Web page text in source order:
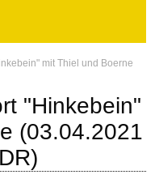
mit Thiel und Boerne
"Hinkebein"
(03.04.2021